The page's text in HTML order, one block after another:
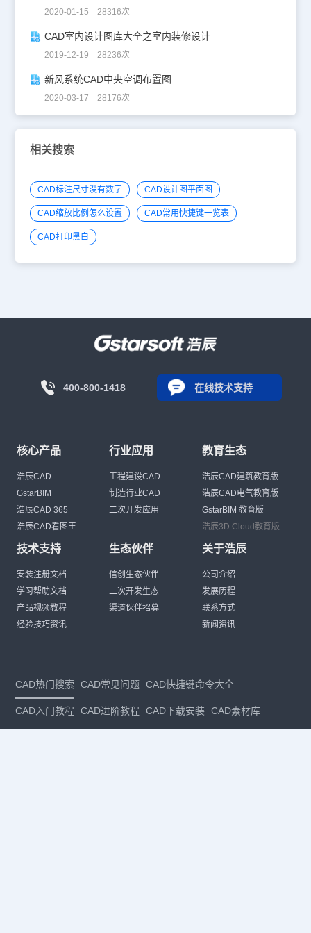
2020-01-15 28316次
CAD室内设计图库大全之室内装修设计
2019-12-19 28236次
新风系统CAD中央空调布置图
2020-03-17 28176次
相关搜索
CAD标注尺寸没有数字 CAD设计图平面图
CAD缩放比例怎么设置 CAD常用快捷键一览表
CAD打印黑白
400-800-1418 在线技术支持
核心产品
浩辰CAD
GstarBIM
浩辰CAD 365
浩辰CAD看图王
行业应用
工程建设CAD
制造行业CAD
二次开发应用
教育生态
浩辰CAD建筑教育版
浩辰CAD电气教育版
GstarBIM 教育版
浩辰3D Cloud教育版
技术支持
安装注册文档
学习帮助文档
产品视频教程
经验技巧资讯
生态伙伴
信创生态伙伴
二次开发生态
渠道伙伴招募
关于浩辰
公司介绍
发展历程
联系方式
新闻资讯
CAD热门搜索 CAD常见问题 CAD快捷键命令大全
CAD入门教程 CAD进阶教程 CAD下载安装 CAD素材库